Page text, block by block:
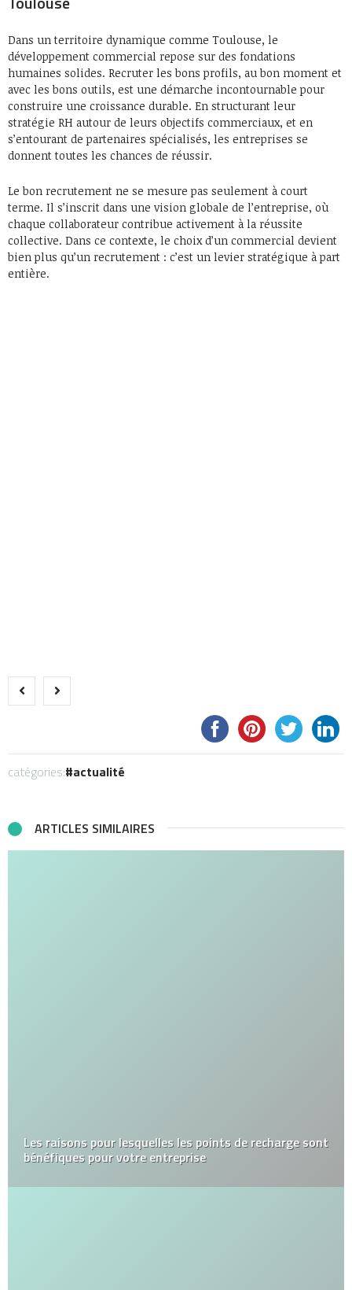
Dans un territoire dynamique comme Toulouse, le
développement commercial repose sur des fondations
humaines solides. Recruter les bons profils, au bon moment et
avec les bons outils, est une démarche incontournable pour
construire une croissance durable. En structurant leur
stratégie RH autour de leurs objectifs commerciaux, et en
s’entourant de partenaires spécialisés, les entreprises se
donnent toutes les chances de réussir.
Le bon recrutement ne se mesure pas seulement à court
terme. Il s’inscrit dans une vision globale de l’entreprise, où
chaque collaborateur contribue activement à la réussite
collective. Dans ce contexte, le choix d’un commercial devient
bien plus qu’un recrutement : c’est un levier stratégique à part
entière.
catégories: actualité
ARTICLES SIMILAIRES
Les raisons pour lesquelles les points de recharge sont
bénéfiques pour votre entreprise